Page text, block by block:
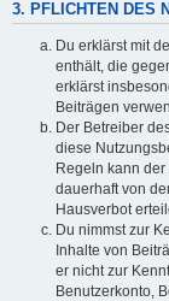
3. PFLICHTEN DES
Du erklärst mit
enthält, die
erklärst
Beiträgen
Der Betreiber
diese
Regeln kann
dauerhaft von
Hausverbot
Du nimmst zur
Inhalte von
er nicht zur
Benutzerkonto,